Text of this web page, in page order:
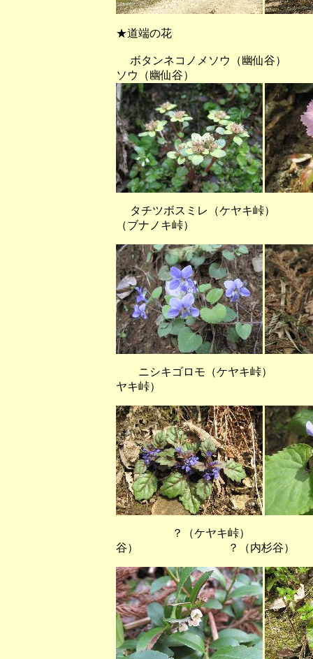
★道端の花
ボタンネコノメソウ（幽
ソウ（幽仙谷）
タチツボスミレ（ケヤキ峠）
（ブナノキ峠）
ニシキゴロモ（ケヤキ峠
ヤキ峠）
？（ケヤキ峠） オオ
谷） ？（内杉谷）